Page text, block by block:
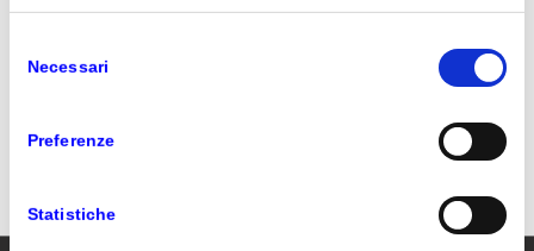
delNecessari
Preferenze
Statistiche